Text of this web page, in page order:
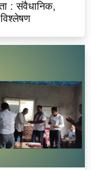
: संवैधानिक,